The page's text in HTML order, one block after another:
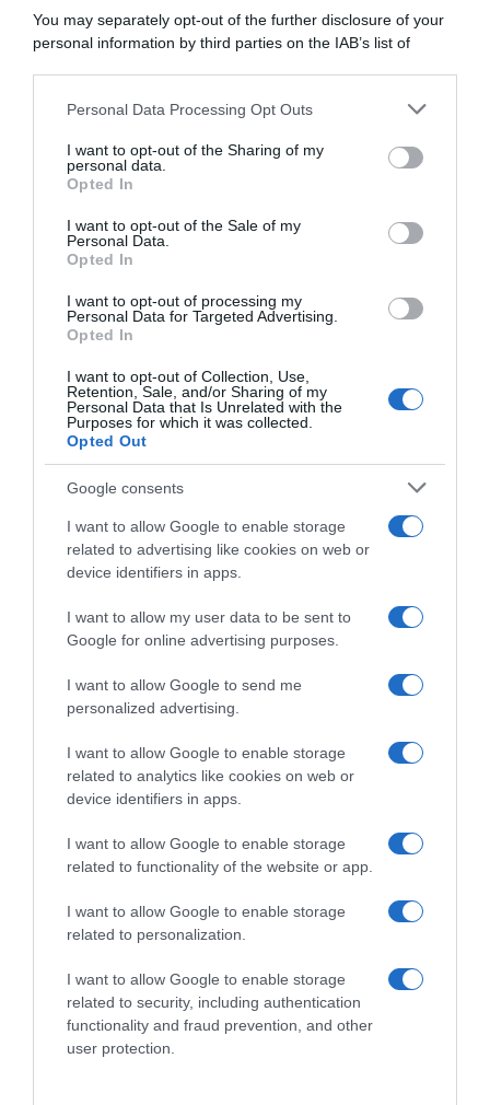
You may separately opt-out of the further disclosure of your
personal information by third parties on the IAB’s list of
This information may also be disclosed by us to third parties
disclose it to other third parties.
Please note that this website/app uses one or more Google
services and may gather and store information including but
not limited to your visit or usage behaviour. You may click to
grant or deny consent to Google and its third-party tags to
consent section.
Personal Data Processing Opt Outs
I want to opt-out of the Sharing of my
personal data.
Opted In
I want to opt-out of the Sale of my
Personal Data.
Opted In
I want to opt-out of processing my
Personal Data for Targeted Advertising.
Opted In
I want to opt-out of Collection, Use,
Retention, Sale, and/or Sharing of my
Personal Data that Is Unrelated with the
Purposes for which it was collected.
Opted Out
Google consents
I want to allow Google to enable storage
related to advertising like cookies on web or
device identifiers in apps.
I want to allow my user data to be sent to
Google for online advertising purposes.
I want to allow Google to send me
personalized advertising.
I want to allow Google to enable storage
related to analytics like cookies on web or
device identifiers in apps.
I want to allow Google to enable storage
related to functionality of the website or app.
I want to allow Google to enable storage
related to personalization.
I want to allow Google to enable storage
related to security, including authentication
functionality and fraud prevention, and other
user protection.
ARTICOLI RECENTI
“A tavola con Csaba”: chelsea buns
Giusina Battaglia
“Giusina in cucina”: biscotti da inzuppo di Giusina Battaglia
“In cucina con Imma e Matteo”: tortino al cioccolato
“Camper”: semifreddo di yogurt e crumble
CHI SIAMO
Dalla tv, alla brace. RicetteInTv.com nasce dall'idea di
raccogliere le follie culinarie di chef navigati e cuochi
improvvisati, che preferiscono gli studi televisivi alle cucine di
un ristorante...continua...
Chi Siamo | Contatti
Cookie
Privacy
Ricette in Tv - P.IVA 02821290349